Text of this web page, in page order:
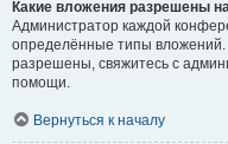
Какие вложения разрешены
Администратор каждой
определённые типы вложений.
разрешены, свяжитесь с
помощи.
Вернуться к началу